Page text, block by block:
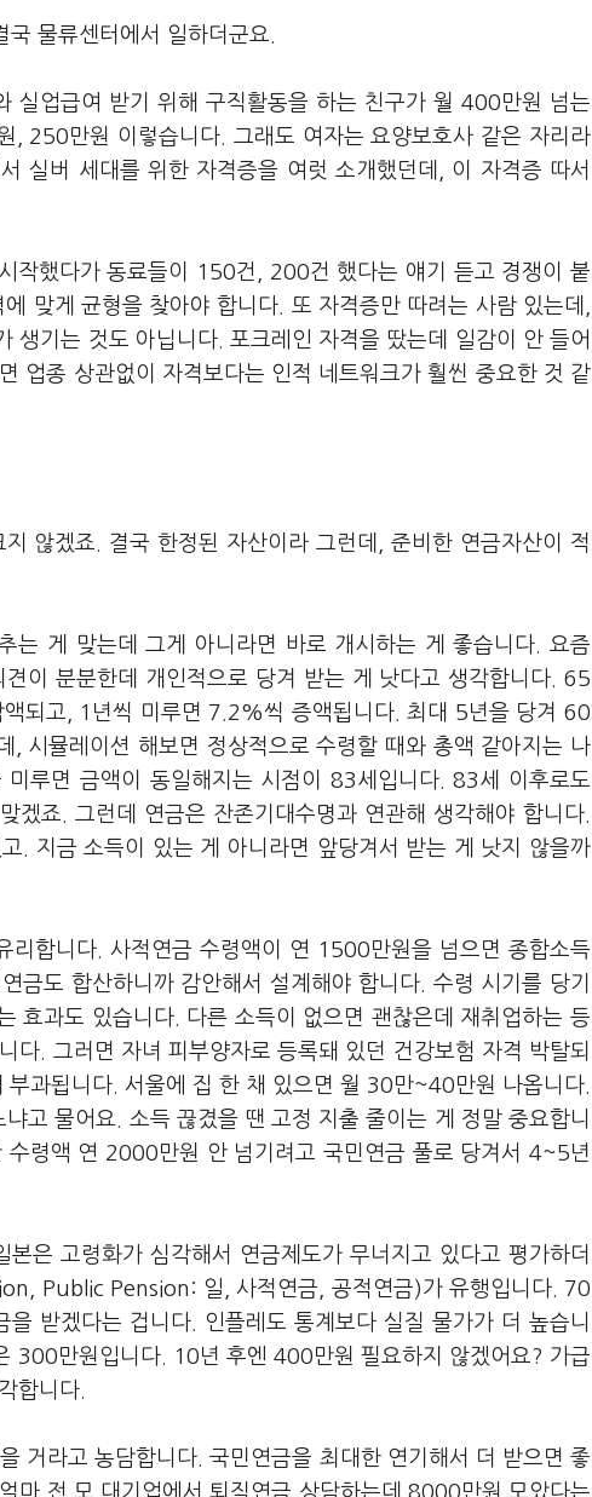
물류센터에서 일하더군요.
실업급여 받기 위해 구직활동을 하는 친구가 월 400만원 넘는
, 250만원 이렇습니다. 그래도 여자는 요양보호사 같은 자리라
실버 세대를 위한 자격증을 여럿 소개했던데, 이 자격증 따서
작했다가 동료들이 150건, 200건 했다는 얘기 듣고 경쟁이 붙
맞게 균형을 찾아야 합니다. 또 자격증만 따려는 사람 있는데,
생기는 것도 아닙니다. 포크레인 자격을 땄는데 일감이 안 들어
업종 상관없이 자격보다는 인적 네트워크가 훨씬 중요한 것 같
않겠죠. 결국 한정된 자산이라 그런데, 준비한 연금자산이 적
는 게 맞는데 그게 아니라면 바로 개시하는 게 좋습니다. 요즘
이 분분한데 개인적으로 당겨 받는 게 낫다고 생각합니다. 65
되고, 1년씩 미루면 7.2%씩 증액됩니다. 최대 5년을 당겨 60
시뮬레이션 해보면 정상적으로 수령할 때와 총액 같아지는 나
루면 금액이 동일해지는 시점이 83세입니다. 83세 이후로도
겠죠. 그런데 연금은 잔존기대수명과 연관해 생각해야 합니다.
. 지금 소득이 있는 게 아니라면 앞당겨서 받는 게 낫지 않을까
합니다. 사적연금 수령액이 연 1500만원을 넘으면 종합소득
금도 합산하니까 감안해서 설계해야 합니다. 수령 시기를 당기
효과도 있습니다. 다른 소득이 없으면 괜찮은데 재취업하는 등
. 그러면 자녀 피부양자로 등록돼 있던 건강보험 자격 박탈되
과됩니다. 서울에 집 한 채 있으면 월 30만~40만원 나옵니다.
고 물어요. 소득 끊겼을 땐 고정 지출 줄이는 게 정말 중요합니
령액 연 2000만원 안 넘기려고 국민연금 풀로 당겨서 4~5년
은 고령화가 심각해서 연금제도가 무너지고 있다고 평가하더
Public Pension: 일, 사적연금, 공적연금)가 유행입니다. 70
받겠다는 겁니다. 인플레도 통계보다 실질 물가가 더 높습니
300만원입니다. 10년 후엔 400만원 필요하지 않겠어요? 가급
합니다.
거라고 농담합니다. 국민연금을 최대한 연기해서 더 받으면 좋
마 전 모 대기업에서 퇴직연금 상담하는데 8000만원 모았다는